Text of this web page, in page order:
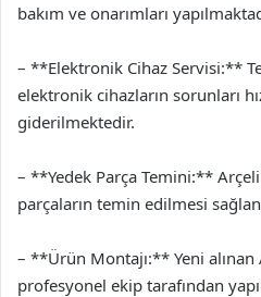
bakım ve onarımları
– **Elektronik Cihaz Servisi:**
elektronik cihazların sorunları
giderilmektedir.
– **Yedek Parça Temini:**
parçaların temin edilmesi
– **Ürün Montajı:** Yeni
profesyonel ekip tarafından